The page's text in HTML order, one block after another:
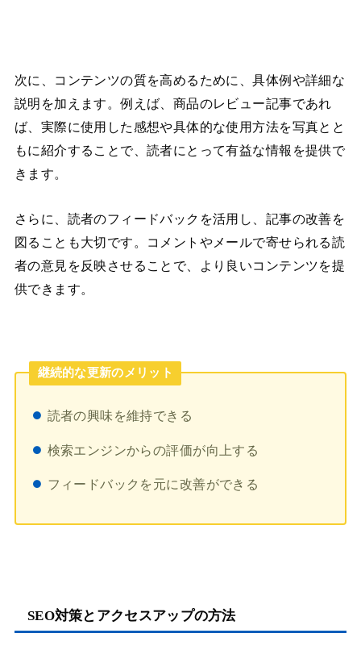
次に、コンテンツの質を高めるために、具体例や詳細な
説明を加えます。例えば、商品のレビュー記事であれ
ば、実際に使用した感想や具体的な使用方法を写真とと
もに紹介することで、読者にとって有益な情報を提供で
きます。
さらに、読者のフィードバックを活用し、記事の改善を
図ることも大切です。コメントやメールで寄せられる読
者の意見を反映させることで、より良いコンテンツを提
供できます。
継続的な更新のメリット
読者の興味を維持できる
検索エンジンからの評価が向上する
フィードバックを元に改善ができる
SEO対策とアクセスアップの方法